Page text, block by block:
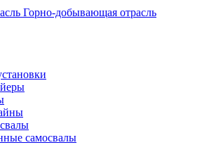
Горно-добывающая отрасль
самосвалы